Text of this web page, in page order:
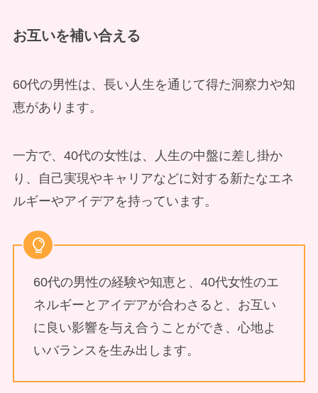
お互いを補い合える
60代の男性は、長い人生を通じて得た洞察力や知
恵があります。
一方で、40代の女性は、人生の中盤に差し掛か
り、自己実現やキャリアなどに対する新たなエネ
ルギーやアイデアを持っています。
60代の男性の経験や知恵と、40代女性のエ
ネルギーとアイデアが合わさると、お互い
に良い影響を与え合うことができ、心地よ
いバランスを生み出します。